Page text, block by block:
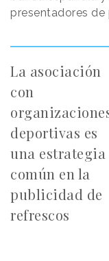
presentadores de
La asociación
con
deportivas es
una estrategia
común en la
publicidad de
refrescos